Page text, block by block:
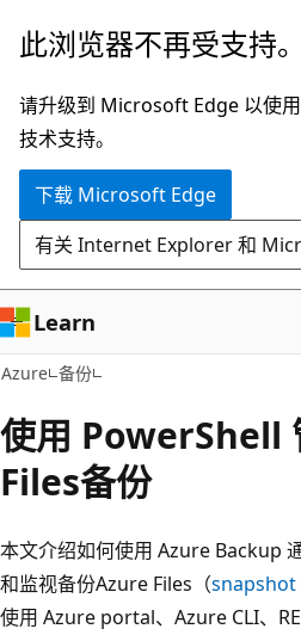
跳
主
要
内
此浏览器不再受支持。
请升级到 Microsoft Edge 以使
技术支持。
下载 Microsoft Edge
有关 Internet Explorer 和
Learn
Azure 备份
使用 PowerShell
Files备份
本文介绍如何使用 Azure Backup
和监视备份Azure Files（snapshot
使用 Azure portal、 Azure CLI、